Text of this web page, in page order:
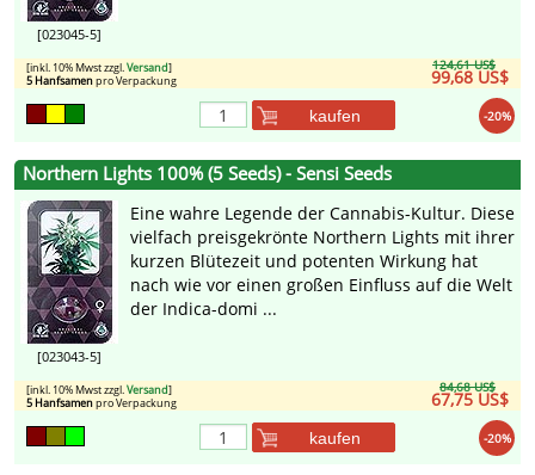
[023045-5]
124,61 US$
99,68 US$
[inkl. 10% Mwst zzgl.Versand]
5 Hanfsamenpro Verpackung
-20%
kaufen
Northern Lights 100% (5 Seeds) - Sensi Seeds
[023043-5]
Eine wahre Legende der Cannabis-Kultur. Diese
vielfach preisgekrönte Northern Lights mit ihrer
kurzen Blütezeit und potenten Wirkung hat
nach wie vor einen großen Einfluss auf die Welt
der Indica-domi ...
84,68 US$
67,75 US$
[inkl. 10% Mwst zzgl.Versand]
5 Hanfsamenpro Verpackung
-20%
kaufen